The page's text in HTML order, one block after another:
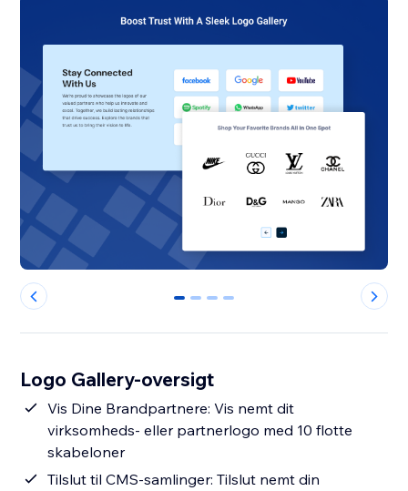
0 1 2 3
Logo Gallery-oversigt
Vis Dine Brandpartnere: Vis nemt dit
virksomheds- eller partnerlogo med 10 flotte
skabeloner
Tilslut til CMS-samlinger: Tilslut nemt din